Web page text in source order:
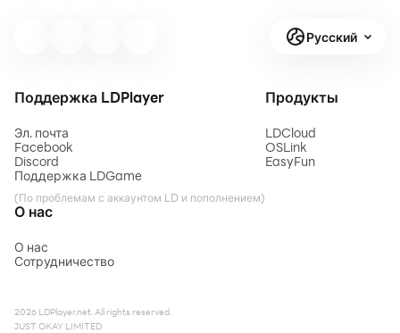
Русский
Поддержка LDPlayer
Эл. почта
Facebook
Discord
Поддержка LDGame
(По проблемам с аккаунтом LD и пополнением)
Продукты
LDCloud
OSLink
EasyFun
О нас
О нас
Сотрудничество
2026 LDPlayer.net. All rights reserved.
JUST OKAY LIMITED